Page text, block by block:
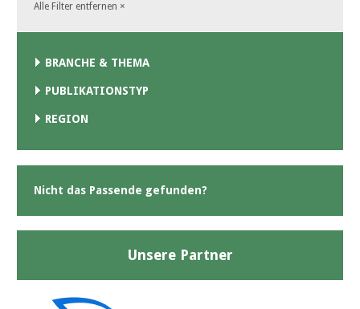
Alle Filter entfernen ×
BRANCHE & THEMA
PUBLIKATIONSTYP
REGION
Nicht das Passende gefunden?
Unsere Partner